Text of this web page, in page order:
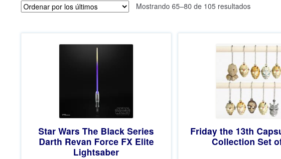
Mostrando 65–80 de 105 resultadosOrdenado
Star Wars The Black Series
Darth Revan Force FX Elite
Lightsaber
Friday the 13th
Collection Set